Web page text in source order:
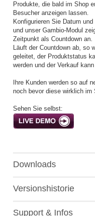
Produkte, die bald im Shop
Besucher anzeigen lassen.
Konfigurieren Sie Datum
und unser Gambio-Modul
Zeitpunkt als Countdown an.
Läuft der Countdown ab, so
geleitet, der Produktstatus
werden und der Verkauf
Ihre Kunden werden so auf
noch bevor diese wirklich im
Sehen Sie selbst:
Downloads
Versionshistorie
Support & Infos